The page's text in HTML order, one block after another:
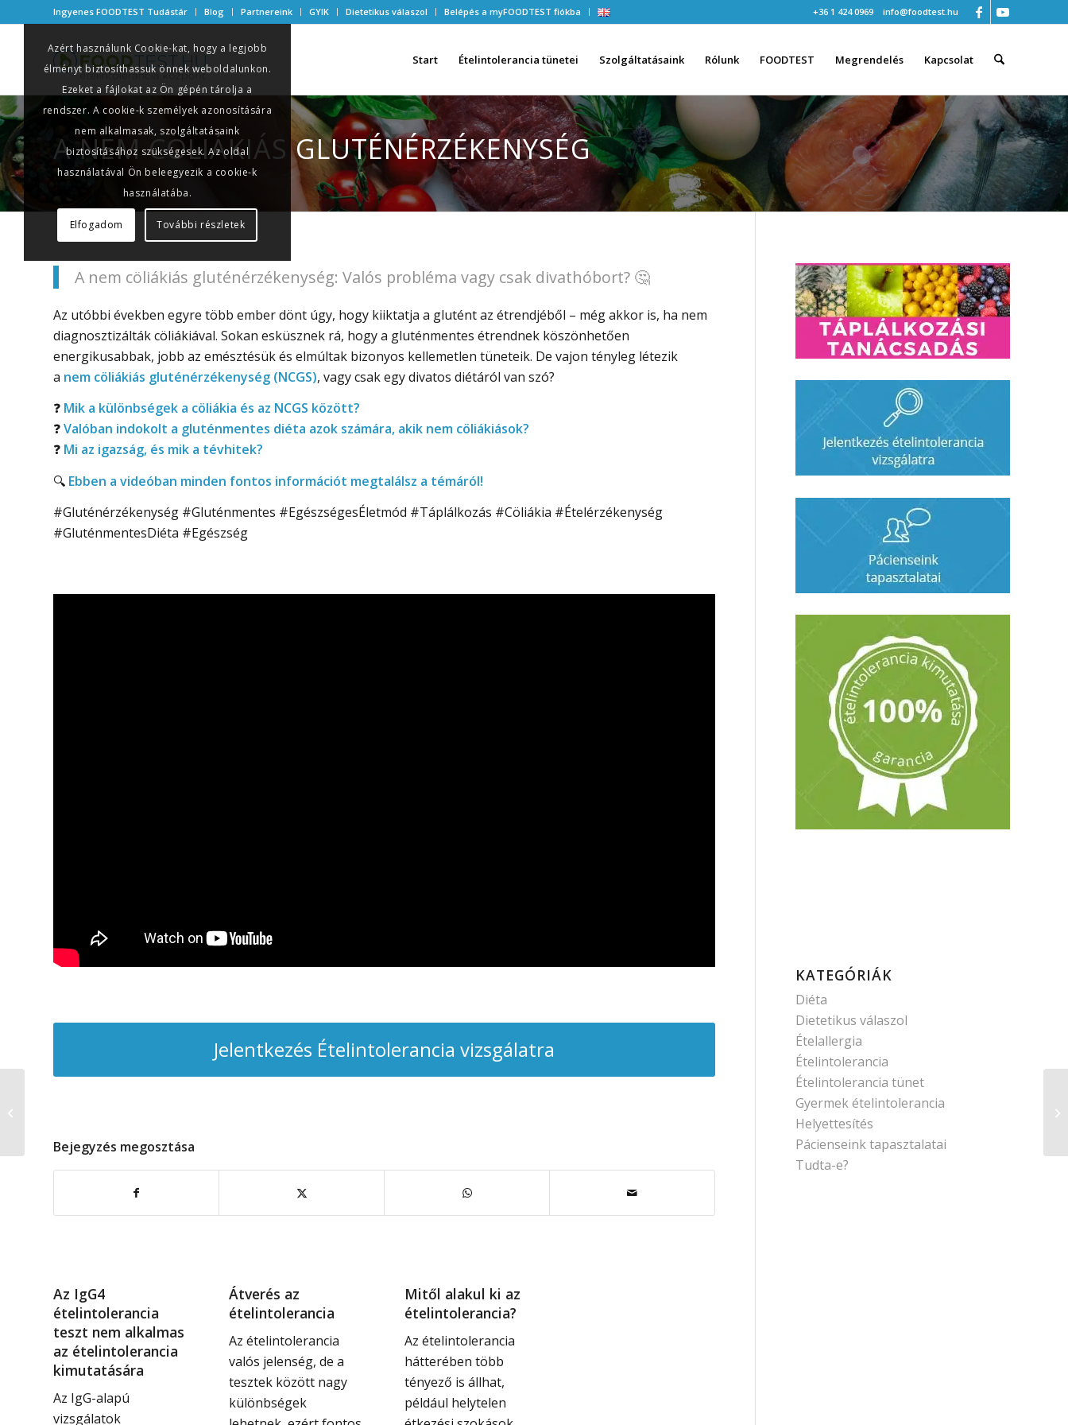
Ingyenes FOODTEST Tudástár Blog Partnereink GYIK Dietetikus válaszol Belépés a myFOODTEST fiókba +36 1 424 0969 info@foodtest.hu
Start Ételintolerancia tünetei Szolgáltatásaink Rólunk FOODTEST Megrendelés Kapcsolat
A NEM CÖLIÁKIÁS GLUTÉNÉRZÉKENYSÉG
A nem cöliákiás gluténérzékenység: Valós probléma vagy csak divathóbort? 🤔
Az utóbbi években egyre több ember dönt úgy, hogy kiiktatja a glutént az étrendjéből – még akkor is, ha nem
diagnosztizálták cöliákiával. Sokan esküsznek rá, hogy a gluténmentes étrendnek köszönhetően
energikusabbak, jobb az emésztésük és elmúltak bizonyos kellemetlen tüneteik. De vajon tényleg létezik
a nem cöliákiás gluténérzékenység (NCGS), vagy csak egy divatos diétáról van szó?
❓ Mik a különbségek a cöliákia és az NCGS között?
❓Valóban indokolt a gluténmentes diéta azok számára, akik nem cöliákiások?
❓ Mi az igazság, és mik a tévhitek?
🔍 Ebben a videóban minden fontos információt megtalálsz a témáról!
#Gluténérzékenység #Gluténmentes #EgészségesÉletmód #Táplálkozás #Cöliákia #Ételérzékenység
#GluténmentesDiéta #Egészség
Jelentkezés Ételintolerancia vizsgálatra
Bejegyzés megosztása
Az IgG4
ételintolerancia
teszt nem alkalmas
az ételintolerancia
kimutatására
Az IgG-alapú
vizsgálatok
Átverés az
ételintolerancia
Az ételintolerancia
valós jelenség, de a
tesztek között nagy
különbségek
Mitől alakul ki az
ételintolerancia?
Az ételintolerancia
hátterében több
tényező is állhat,
például helytelen
KATEGÓRIÁK
Diéta
Dietetikus válaszol
Ételallergia
Ételintolerancia
Ételintolerancia tünet
Gyermek ételintolerancia
Helyettesítés
Pácienseink tapasztalatai
Tudta-e?
Azért használunk Cookie-kat, hogy a legjobb
élményt biztosíthassuk önnek weboldalunkon.
Ezeket a fájlokat az Ön gépén tárolja a
rendszer. A cookie-k személyek azonosítására
nem alkalmasak, szolgáltatásaink
biztosításához szükségesek. Az oldal
használatával Ön beleegyezik a cookie-k
használatába.
Elfogadom További részletek